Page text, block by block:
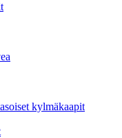
kylmäkaapit